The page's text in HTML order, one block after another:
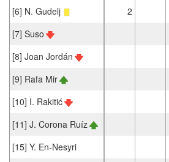
[6] N. Gudelj 2
[7] Suso
[8] Joan Jordán
[9] Rafa Mir
[10] I. Rakitić
[11] J. Corona Ruíz
[15] Y. En-Nesyri